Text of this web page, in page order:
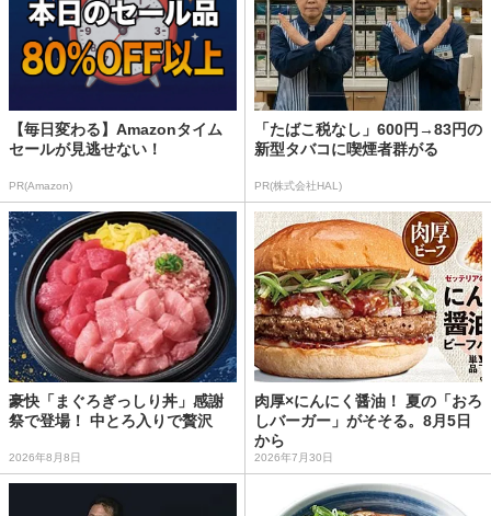
【毎日変わる】Amazonタイム
セールが見逃せない！
PR(Amazon)
「たばこ税なし」600円→83円の
新型タバコに喫煙者群がる
PR(株式会社HAL)
豪快「まぐろぎっしり丼」感謝
祭で登場！ 中とろ入りで贅沢
2026年8月8日
肉厚×にんにく醤油！ 夏の「おろ
しバーガー」がそそる。8月5日
から
2026年7月30日